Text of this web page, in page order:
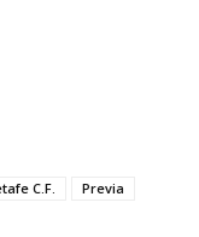
C.F.
Previa